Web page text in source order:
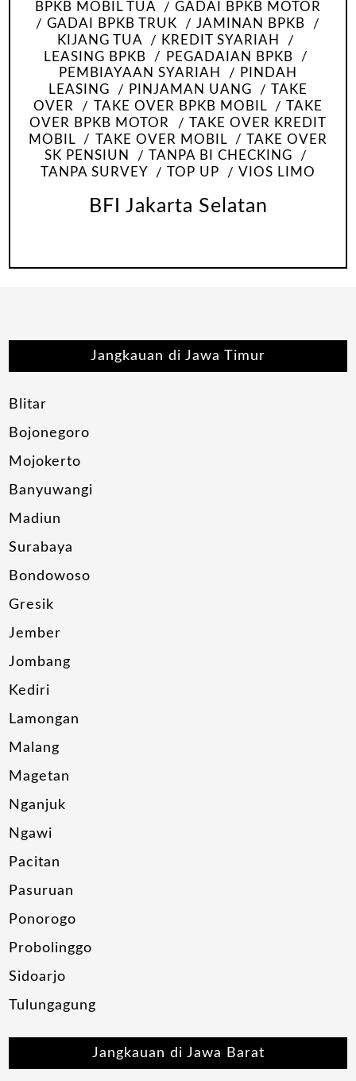
BPKB MOBIL TUA
GADAI BPKB MOTOR
GADAI BPKB TRUK
JAMINAN BPKB
KIJANG TUA
KREDIT SYARIAH
LEASING BPKB
PEGADAIAN BPKB
PEMBIAYAAN SYARIAH
PINDAH
LEASING
PINJAMAN UANG
TAKE
OVER
TAKE OVER BPKB MOBIL
TAKE
OVER BPKB MOTOR
TAKE OVER KREDIT
MOBIL
TAKE OVER MOBIL
TAKE OVER
SK PENSIUN
TANPA BI CHECKING
TANPA SURVEY
TOP UP VIOS LIMO
BFI Jakarta Selatan
Jangkauan di Jawa Timur
Blitar
Bojonegoro
Mojokerto
Banyuwangi
Madiun
Surabaya
Bondowoso
Gresik
Jember
Jombang
Kediri
Lamongan
Malang
Magetan
Nganjuk
Ngawi
Pacitan
Pasuruan
Ponorogo
Probolinggo
Sidoarjo
Tulungagung
Jangkauan di Jawa Barat